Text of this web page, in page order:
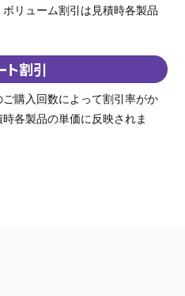
リューム割引は見積時各製品
ト割引
購入回数によって割引率がか
各製品の単価に反映されま